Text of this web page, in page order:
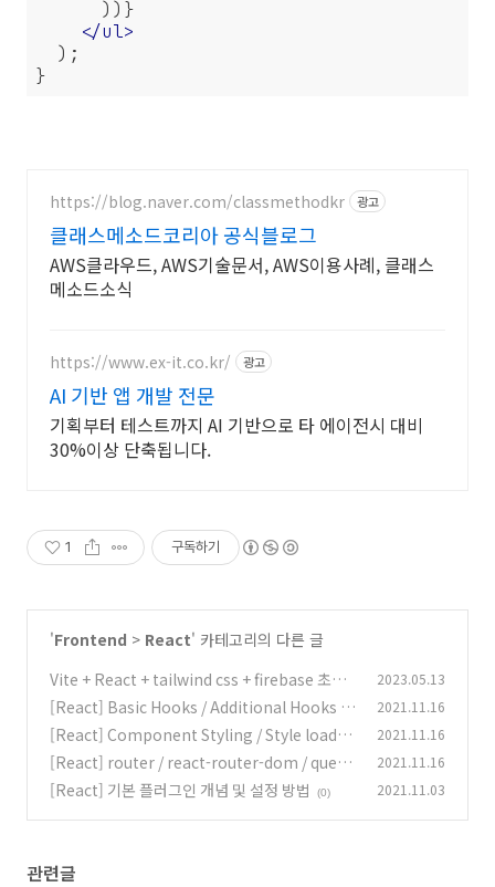
</ul>
}
https://blog.naver.com/classmethodkr 광고
클래스메소드코리아 공식블로그
AWS클라우드, AWS기술문서, AWS이용사례, 클래스
메소드소식
https://www.ex-it.co.kr/ 광고
AI 기반 앱 개발 전문
기획부터 테스트까지 AI 기반으로 타 에이전시 대비
30%이상 단축됩니다.
1 구독하기
'Frontend > React' 카테고리의 다른 글
Vite + React + tailwind css + firebase 초기
세팅 (0)
2023.05.13
[React] Basic Hooks / Additional Hooks /
React Router Hooks
(0)
2021.11.16
[React] Component Styling / Style loader
/ React Shadow / Ant Design
(0)
2021.11.16
[React] router / react-router-dom / query-
string / redirect (0)
2021.11.16
[React] 기본 플러그인 개념 및 설정 방법 (0) 2021.11.03
관련글